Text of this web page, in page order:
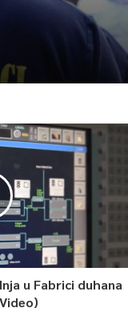
u Fabrici duhana